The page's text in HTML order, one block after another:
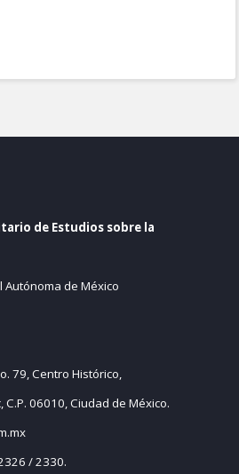
Nacional de Ciencias Sociales -
de Estudios sobre la
de México
79, Centro Histórico,
C.P. 06010, Ciudad de México.
/ 2330.